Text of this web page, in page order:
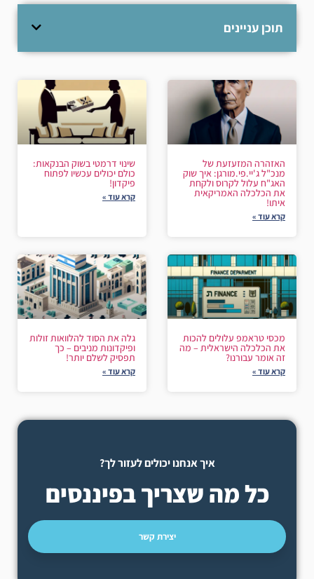
תוכן עניינים
האזהרה המזעזעת של
מנכ"ל ג'יי.פי.מורגן: איך שוק
האג"ח עלול לקרוס ולקחת
את הכלכלה האמריקאית
איתו!
קרא עוד »
שינוי דרמטי בשוק הבנקאות:
כולם יכולים עכשיו לפתוח
פיקדון!
קרא עוד »
מכסי טראמפ עלולים להכות
את הכלכלה הישראלית – מה
זה אומר עבורנו?
קרא עוד »
גלה את הסוד להלוואות זולות
ופיקדונות מניבים – כך
תפסיק לשלם יותר!
קרא עוד »
איך אנחנו יכולים לעזור לך?
כל מה שצריך בפיננסים
יצירת קשר